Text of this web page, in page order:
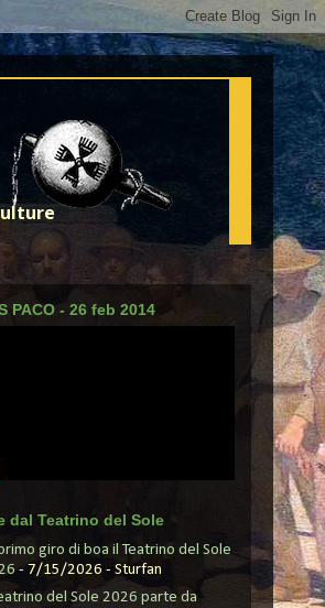
PACO - 26 feb 2014
dal Teatrino del Sole
giro di boa il Teatrino del Sole
- 7/15/2026 - Sturfan
del Sole 2026 parte da